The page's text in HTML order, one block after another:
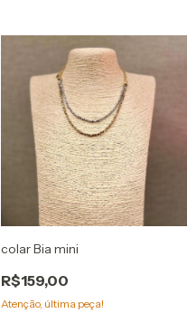
colar Bia mini
R$159,00
Atenção, última peça!